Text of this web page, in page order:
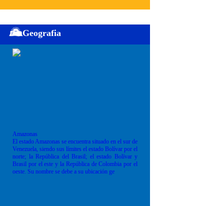
Geografia
Amazonas
El estado Amazonas se encuentra situado en el sur de
Venezuela, siendo sus límites el estado Bolívar por el
norte; la República del Brasil; el estado Bolívar y
Brasil por el este y la República de Colombia por el
oeste. Su nombre se debe a su ubicación ge